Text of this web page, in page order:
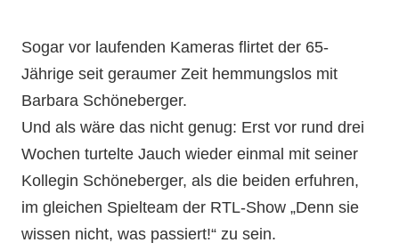
Sogar vor laufenden Kameras flirtet der 65-
Jährige seit geraumer Zeit hemmungslos mit
Barbara Schöneberger.
Und als wäre das nicht genug: Erst vor rund drei
Wochen turtelte Jauch wieder einmal mit seiner
Kollegin Schöneberger, als die beiden erfuhren,
im gleichen Spielteam der RTL-Show „Denn sie
wissen nicht, was passiert!“ zu sein.